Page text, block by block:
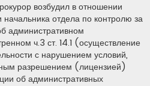
возбудил в отношении
отдела по контролю за
административном
ч.3 ст. 14.1 (осуществление
с нарушением условий,
разрешением (лицензией)
об административных